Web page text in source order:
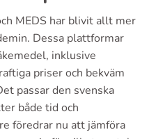
MEDS har blivit allt mer
Dessa plattformar
inklusive
priser och bekväm
passar den svenska
både tid och
föredrar nu att jämföra